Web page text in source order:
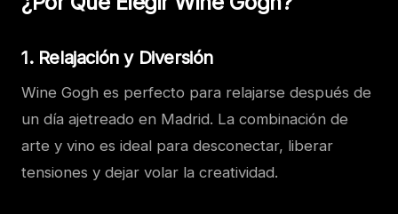
1. Relajación y Diversión
Wine Gogh es perfecto para relajarse después de
un día ajetreado en Madrid. La combinación de
arte y vino es ideal para desconectar, liberar
tensiones y dejar volar la creatividad.